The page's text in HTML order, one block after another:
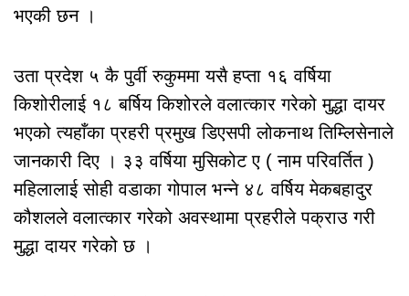
भएकी छन ।
उता प्रदेश ५ कै पुर्वी रुकुममा यसै हप्ता १६ वर्षिया
किशोरीलाई १८ बर्षिय किशोरले वलात्कार गरेको मुद्धा दायर
भएको त्यहाँका प्रहरी प्रमुख डिएसपी लोकनाथ तिम्लिसेनाले
जानकारी दिए । ३३ वर्षिया मुसिकोट ए ( नाम परिवर्तित )
महिलालाई सोही वडाका गोपाल भन्ने ४८ वर्षिय मेकबहादुर
कौशलले वलात्कार गरेको अवस्थामा प्रहरीले पक्राउ गरी
मुद्धा दायर गरेको छ ।